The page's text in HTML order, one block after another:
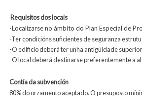
Requisitos dos locais
-Localizarse no ámbito do Plan Especial de
-Ter condicións suficientes de seguranza
-O edificio deberá ter unha antigüidade superior
-O local deberá destinarse preferentemente a
Contía da subvención
80% do orzamento aceptado. O presuposto